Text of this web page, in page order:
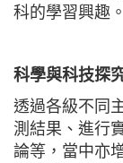
科的學習興趣。
科學與科技探
透過各級不同
測結果、進行
論等，當中亦